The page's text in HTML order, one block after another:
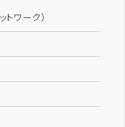
トワーク）